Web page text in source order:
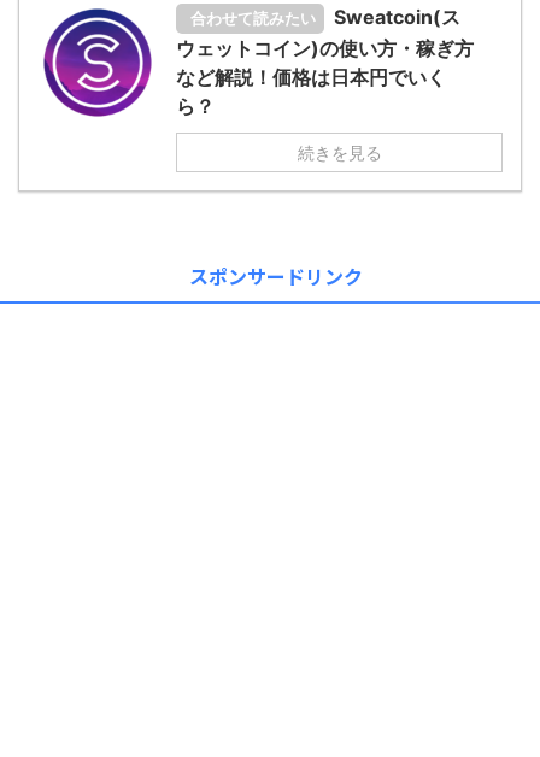
合わせて読みたい
Sweatcoin(ス
ウェットコイン)の使い方・稼ぎ方
など解説！価格は日本円でいく
ら？
続きを見る
スポンサードリンク